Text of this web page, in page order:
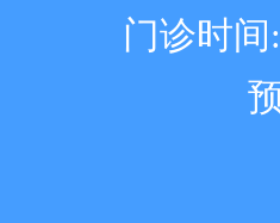
门诊时间